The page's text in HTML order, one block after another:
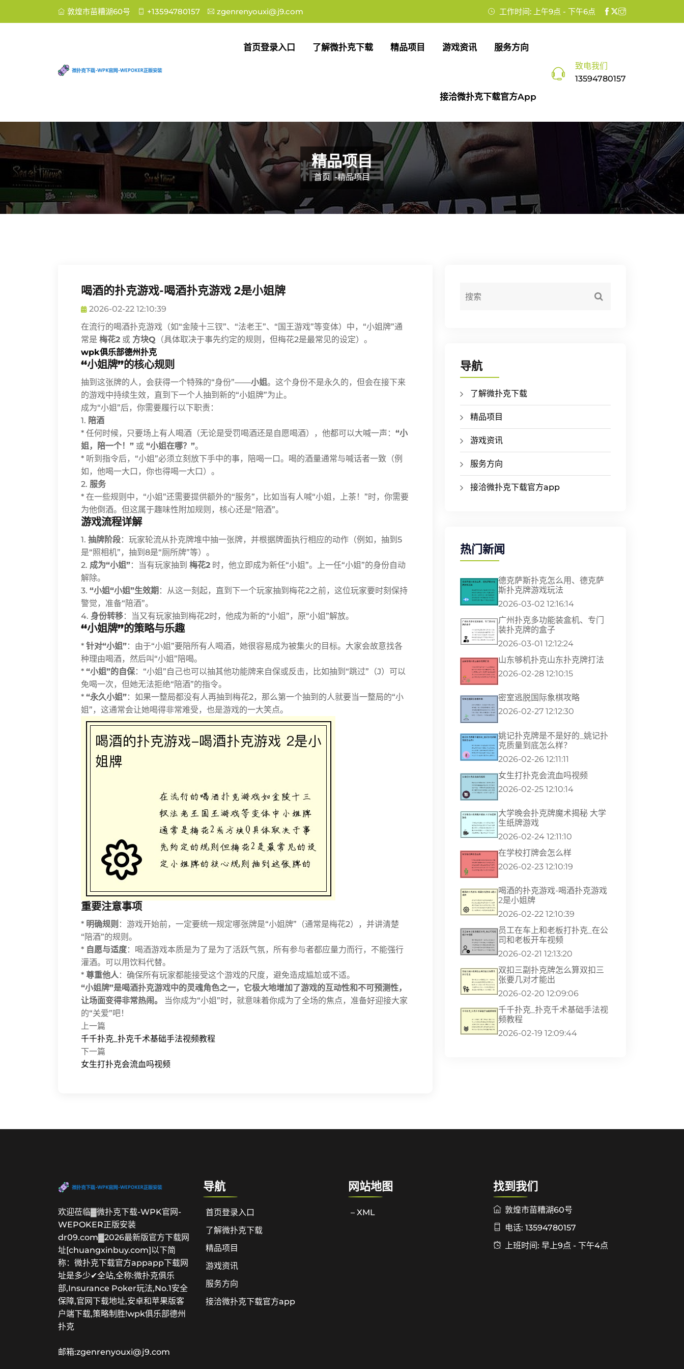
敦煌市苗糟湖60号 +13594780157 zgenrenyouxi@j9.com 工作时间: 上午9点 - 下午6点
首页登录入口 了解微扑克下载 精品项目 游戏资讯 服务方向
接洽微扑克下载官方app
致电我们
13594780157
精品项目
首页 -精品项目
喝酒的扑克游戏-喝酒扑克游戏 2是小姐牌
2026-02-22 12:10:39
在流行的喝酒扑克游戏（如“金陵十三钗”、“法老王”、“国王游戏”等变体）中，“小姐牌”通
常是 梅花2 或 方块Q （具体取决于事先约定的规则，但梅花2是最常见的设定）。
wpk俱乐部德州扑克
“小姐牌”的核心规则
抽到这张牌的人，会获得一个特殊的“身份”——小姐。这个身份不是永久的，但会在接下来
的游戏中持续生效，直到下一个人抽到新的“小姐牌”为止。
成为“小姐”后，你需要履行以下职责：
1. 陪酒
* 任何时候，只要场上有人喝酒（无论是受罚喝酒还是自愿喝酒），他都可以大喊一声： “小
姐，陪一个！” 或 “小姐在哪？”。
* 听到指令后，“小姐”必须立刻放下手中的事，陪喝一口。喝的酒量通常与喊话者一致（例
如，他喝一大口，你也得喝一大口）。
2. 服务
* 在一些规则中，“小姐”还需要提供额外的“服务”，比如当有人喊“小姐，上茶！”时，你需要
为他倒酒。但这属于趣味性附加规则，核心还是“陪酒”。
游戏流程详解
1. 抽牌阶段：玩家轮流从扑克牌堆中抽一张牌，并根据牌面执行相应的动作（例如，抽到5
是“照相机”，抽到8是“厕所牌”等）。
2. 成为“小姐”：当有玩家抽到 梅花2 时，他立即成为新任“小姐”。上一任“小姐”的身份自动
解除。
3. “小姐“小姐”生效期 ：从这一刻起，直到下一个玩家抽到梅花2之前，这位玩家要时刻保持
警觉，准备“陪酒”。
4. 身份转移：当又有玩家抽到梅花2时，他成为新的“小姐”，原“小姐”解放。
“小姐牌”的策略与乐趣
* 针对“小姐”：由于“小姐”要陪所有人喝酒，她很容易成为被集火的目标。大家会故意找各
种理由喝酒，然后叫“小姐”陪喝。
* “小姐”的自保：“小姐”自己也可以抽其他功能牌来自保或反击，比如抽到“跳过”（J）可以
免喝一次，但她无法拒绝“陪酒”的指令。
* “永久小姐”：如果一整局都没有人再抽到梅花2，那么第一个抽到的人就要当一整局的“小
姐”，这通常会让她喝得非常难受，也是游戏的一大笑点。
重要注意事项
* 明确规则 ：游戏开始前，一定要统一规定哪张牌是“小姐牌”（通常是梅花2），并讲清楚
“陪酒”的规则。
* 自愿与适度：喝酒游戏本质是为了是为了活跃气氛，所有参与者都应量力而行，不能强行
灌酒。可以用饮料代替。
* 尊重他人：确保所有玩家都能接受这个游戏的尺度，避免造成尴尬或不适。
“小姐牌”是喝酒扑克游戏中的灵魂角色之一，它极大地增加了游戏的互动性和不可预测性，
让场面变得非常热闹。
当你成为“小姐”时，就意味着你成为了全场的焦点，准备好迎接大家
的“关爱”吧！
上一篇
千千扑克_扑克千术基础手法视频教程
下一篇
女生打扑克会流血吗视频
导航
了解微扑克下载
精品项目
游戏资讯
服务方向
接洽微扑克下载官方app
热门新闻
德克萨斯扑克怎么用、德克萨
斯扑克牌游戏玩法
2026-03-02 12:16:14
广州扑克多功能装盒机、专门
装扑克牌的盒子
2026-03-01 12:12:24
山东够机扑克山东扑克牌打法
2026-02-28 12:10:15
密室逃脱国际象棋攻略
2026-02-27 12:12:30
姚记扑克牌是不是好的_姚记扑
克质量到底怎么样？
2026-02-26 12:11:11
女生打扑克会流血吗视频
2026-02-25 12:10:14
大学晚会扑克牌魔术揭秘 大学
生纸牌游戏
2026-02-24 12:11:10
在学校打牌会怎么样
2026-02-23 12:10:19
喝酒的扑克游戏-喝酒扑克游戏
2是小姐牌
2026-02-22 12:10:39
员工在车上和老板打扑克_在公
司和老板开车视频
2026-02-21 12:13:20
双扣三副扑克牌怎么算双扣三
张要几对才能出
2026-02-20 12:09:06
千千扑克_扑克千术基础手法视
频教程
2026-02-19 12:09:44
欢迎莅临▓微扑克下载-WPK官网-
WEPOKER正版安装
dr09.com▓2026最新版官方下载网
址[chuangxinbuy.com]以下简
称：微扑克下载官方appapp下载网
址是多少✔全站,全称:微扑克俱乐
部,Insurance Poker玩法,No.1安全
保障,官网下载地址,安卓和苹果版客
户端下载,策略制胜!wpk俱乐部德州
扑克
邮箱:zgenrenyouxi@j9.com
导航
首页登录入口
了解微扑克下载
精品项目
游戏资讯
服务方向
接洽微扑克下载官方app
网站地图
– XML
找到我们
敦煌市苗糟湖60号
电话: 13594780157
上班时间: 早上9点 - 下午4点